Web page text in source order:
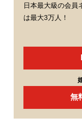
日本最大級の会員
は最大3万人！
無